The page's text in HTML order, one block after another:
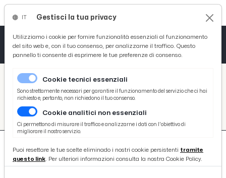
/ Picenotime
/ #leonardo-morosini
#LEONARDO-MOROSINI
Gestisci la tua privacy
Utilizziamo i cookie per fornire funzionalità essenziali al funzionamento
del sito web e, con il tuo consenso, per analizzarne il traffico. Questo
pannello ti consente di esprimere le tue preferenze di consenso.
Cookie tecnici essenziali
Sono strettamente necessari per garantire il funzionamento del servizio che ci hai
richiesto e, pertanto, non richiedono il tuo consenso.
Cookie analitici non essenziali
Ci permettono di misurare il traffico e analizzarne i dati con l'obiettivo di
migliorare il nostro servizio.
Puoi resettare le tue scelte eliminado i nostri cookie persistenti tramite
questo link. Per ulteriori informazioni consulta la nostra Cookie Policy.
Tutto News
Tutto Sport
Basket
Ciclismo
Tutto Curiosità